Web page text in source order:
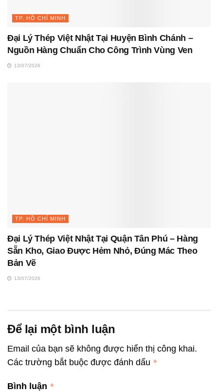
TP. HỒ CHÍ MINH
Đại Lý Thép Việt Nhật Tại Huyện Bình Chánh –
Nguồn Hàng Chuẩn Cho Công Trình Vùng Ven
13/07/2026
TP. HỒ CHÍ MINH
Đại Lý Thép Việt Nhật Tại Quận Tân Phú – Hàng
Sẵn Kho, Giao Được Hẻm Nhỏ, Đúng Mác Theo
Bản Vẽ
13/07/2026
Để lại một bình luận
Email của bạn sẽ không được hiển thị công khai.
Các trường bắt buộc được đánh dấu *
Bình luận *